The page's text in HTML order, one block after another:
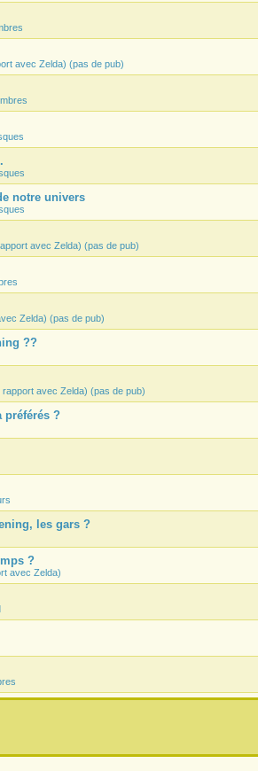
avec Zelda) (pas de pub)
notre univers
avec Zelda) (pas de pub)
Zelda) (pas de pub)
??
avec Zelda) (pas de pub)
préférés ?
les gars ?
?
avec Zelda)